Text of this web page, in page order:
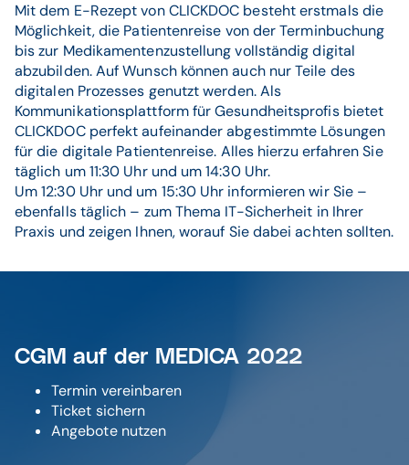
Mit dem E-Rezept von CLICKDOC besteht erstmals die
Möglichkeit, die Patientenreise von der Terminbuchung
bis zur Medikamentenzustellung vollständig digital
abzubilden. Auf Wunsch können auch nur Teile des
digitalen Prozesses genutzt werden. Als
Kommunikationsplattform für Gesundheitsprofis bietet
CLICKDOC perfekt aufeinander abgestimmte Lösungen
für die digitale Patientenreise. Alles hierzu erfahren Sie
täglich um 11:30 Uhr und um 14:30 Uhr.
Um 12:30 Uhr und um 15:30 Uhr informieren wir Sie –
ebenfalls täglich – zum Thema IT-Sicherheit in Ihrer
Praxis und zeigen Ihnen, worauf Sie dabei achten sollten.
CGM auf der MEDICA 2022
Termin vereinbaren
Ticket sichern
Angebote nutzen